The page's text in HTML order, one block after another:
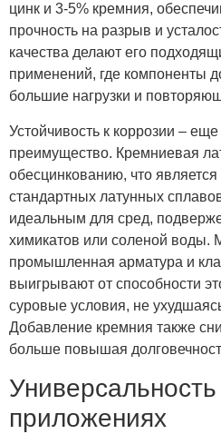
цинк и 3-5% кремния,
прочность на разрыв и
качества делают его
применений, где компоненты
большие нагрузки и
Устойчивость к коррозии –
преимущество. Кремниевая
обесцинкованию, что
стандартных латунных
идеальным для сред,
химикатов или соленой воды.
промышленная арматура и
выигрывают от способности
суровые условия, не
Добавление кремния также
больше повышая
приложениях